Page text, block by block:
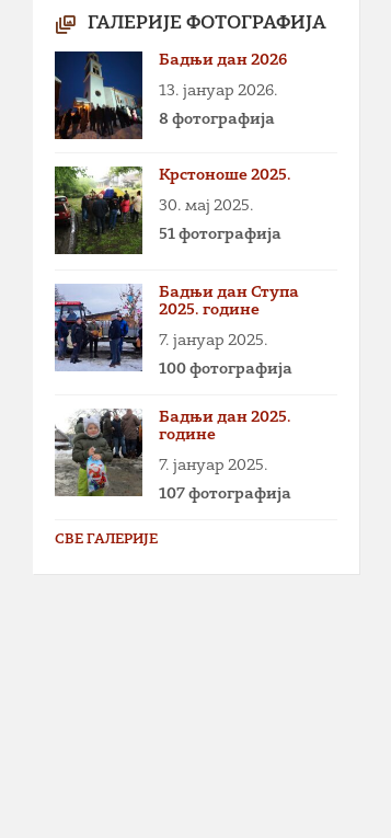
ГАЛЕРИЈЕ ФОТОГРАФИЈА
Бадњи дан 2026
13. јануар 2026.
8 фотографија
Крстоноше 2025.
30. мај 2025.
51 фотографија
Бадњи дан Ступа
2025. године
7. јануар 2025.
100 фотографија
Бадњи дан 2025.
године
7. јануар 2025.
107 фотографија
СВЕ ГАЛЕРИЈЕ